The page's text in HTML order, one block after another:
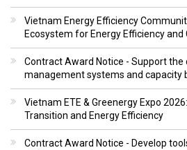
Vietnam Energy Efficiency
Ecosystem for Energy Efficiency and
Contract Award Notice - Support
management systems and capacity
Vietnam ETE & Greenergy Expo
Transition and Energy Efficiency
Contract Award Notice - Develop